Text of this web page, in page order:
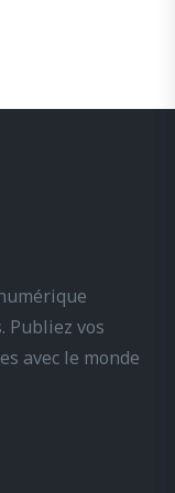
Publiez vos
avec le monde